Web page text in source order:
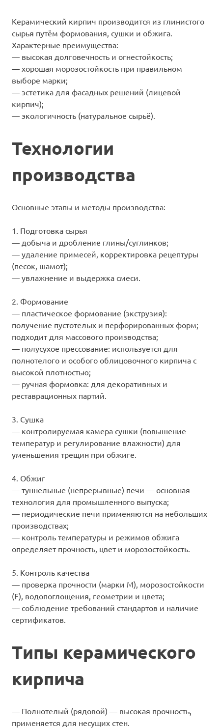
Керамический кирпич производится из глинистого
сырья путём формования, сушки и обжига.
Характерные преимущества:
— высокая долговечность и огнестойкость;
— хорошая морозостойкость при правильном
выборе марки;
— эстетика для фасадных решений (лицевой
кирпич);
— экологичность (натуральное сырьё).
Технологии
производства
Основные этапы и методы производства:
1. Подготовка сырья
— добыча и дробление глины/суглинков;
— удаление примесей, корректировка рецептуры
(песок, шамот);
— увлажнение и выдержка смеси.
2. Формование
— пластическое формование (экструзия):
получение пустотелых и перфорированных форм;
подходит для массового производства;
— полусухое прессование: используется для
полнотелого и особого облицовочного кирпича с
высокой плотностью;
— ручная формовка: для декоративных и
реставрационных партий.
3. Сушка
— контролируемая камера сушки (повышение
температур и регулирование влажности) для
уменьшения трещин при обжиге.
4. Обжиг
— туннельные (непрерывные) печи — основная
технология для промышленного выпуска;
— периодические печи применяются на небольших
производствах;
— контроль температуры и режимов обжига
определяет прочность, цвет и морозостойкость.
5. Контроль качества
— проверка прочности (марки М), морозостойкости
(F), водопоглощения, геометрии и цвета;
— соблюдение требований стандартов и наличие
сертификатов.
Типы керамического
кирпича
— Полнотелый (рядовой) — высокая прочность,
применяется для несущих стен.